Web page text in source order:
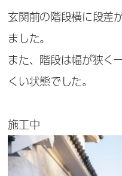
玄関前の階段横に段差
ました。
また、階段は幅が狭く
くい状態でした。
施工中